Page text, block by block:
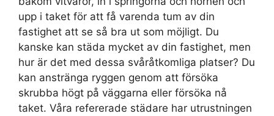
upp i taket för att få varenda tum av din
fastighet att se så bra ut som möjligt. Du
kanske kan städa mycket av din fastighet, men
hur är det med dessa svåråtkomliga platser? Du
kan anstränga ryggen genom att försöka
skrubba högt på väggarna eller försöka nå
taket. Våra refererade städare har utrustningen